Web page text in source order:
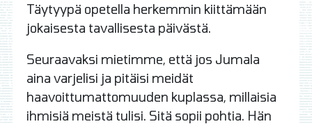
Täytyypä opetella herkemmin kiittämään
jokaisesta tavallisesta päivästä.
Seuraavaksi mietimme, että jos Jumala
aina varjelisi ja pitäisi meidät
haavoittumattomuuden kuplassa, millaisia
ihmisiä meistä tulisi. Sitä sopii pohtia. Hän